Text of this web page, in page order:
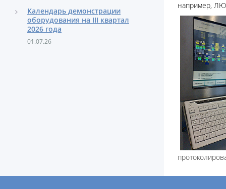
Календарь демонстрации
оборудования на III квартал
2026 года
01.07.26
например,